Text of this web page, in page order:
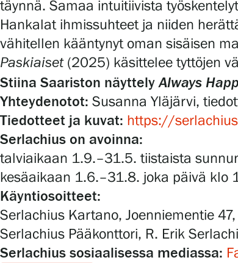
täynnä. Samaa intuitiivista
Hankalat ihmissuhteet ja niiden
vähitellen kääntynyt oman sisäisen
Paskiaiset(2025) käsittelee tyttöjen
Stiina Saariston näyttelyAlways
Yhteydenotot: Susanna Yläjärvi,
Tiedotteet ja kuvat: https://
Serlachius on avoinna:
talviaikaan 1.9.–31.5. tiistaista
kesäaikaan 1.6.–31.8. joka päivä klo
Käyntiosoitteet:
Serlachius Kartano, Joenniementie
Serlachius Pääkonttori, R. Erik
Serlachius sosiaalisessa mediassa: